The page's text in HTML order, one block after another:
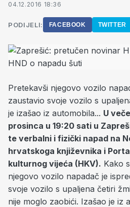
04.12.2016 18:36
PODIJELI: FACEBOOK TWITTER
Pretekavši njegovo vozilo
zaustavio svoje vozilo s
je izašao iz automobila... U
prosinca u 19:20 sati u
te verbalni i fizički napad na
hrvatskoga književnika i
kulturnog vijeća (HKV). Kako
njegovo vozilo napadač je
svoje vozilo s upaljena četiri
nije moglo zaobići. Izašao je iz